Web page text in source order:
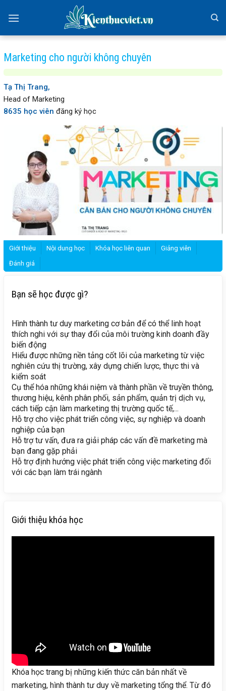
Marketing cho người không chuyên
Tạ Thị Trang,
Head of Marketing
8635 học viên đăng ký học
Giới thiệu Nội dung học Khóa học liên quan
Giảng viên
Đánh giá
Bạn sẽ học được gì?
Hình thành tư duy marketing cơ bản để có thể linh hoạt
thích nghi với sự thay đổi của môi trường kinh doanh đầy
biến động
Hiểu được những nền tảng cốt lõi của marketing từ việc
nghiên cứu thị trường, xây dựng chiến lược, thực thi và
kiểm soát
Cụ thể hóa những khái niệm và thành phần về truyền thông,
thương hiệu, kênh phân phối, sản phẩm, quản trị dịch vụ,
cách tiếp cận làm marketing thị trường quốc tế,...
Hỗ trợ cho việc phát triển công việc, sự nghiệp và doanh
nghiệp của bạn
Hỗ trợ tư vấn, đưa ra giải pháp các vấn đề marketing mà
bạn đang gặp phải
Hỗ trợ định hướng việc phát triển công việc marketing đối
với các bạn làm trái ngành
Giới thiệu khóa học
Khóa học trang bị những kiến thức căn bản nhất về
marketing, hình thành tư duy về marketing tổng thể. Từ đó